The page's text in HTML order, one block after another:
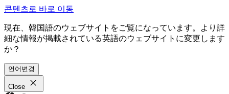
콘텐츠로 바로 이동
現在、韓国語のウェブサイトをご覧になっています。より詳
細な情報が掲載されている英語のウェブサイトに変更します
か？
언어변경
Close